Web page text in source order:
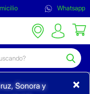
Whatsapp
Sonora y
×